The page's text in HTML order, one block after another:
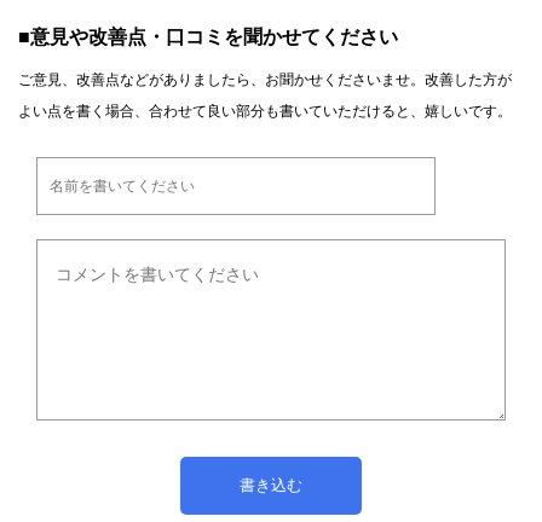
■意見や改善点・口コミを聞かせてください
ご意見、改善点などがありましたら、お聞かせくださいませ。改善した方が
よい点を書く場合、合わせて良い部分も書いていただけると、嬉しいです。